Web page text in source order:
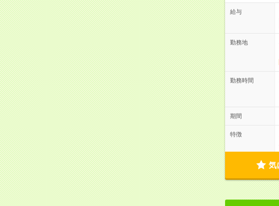
給与
勤務地
勤務時間
期間
特徴
気